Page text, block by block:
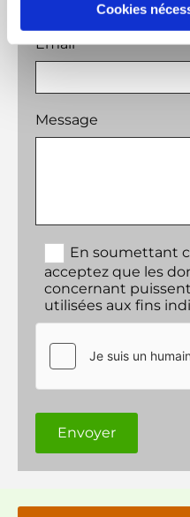
Cookies
Email*
Message
En soumettant
acceptez que les
concernant
utilisées aux fins